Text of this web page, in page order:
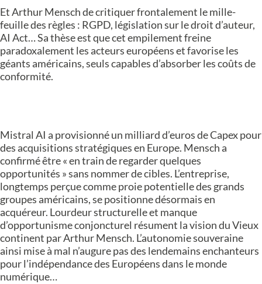
Et ArthurMensch de critiquer frontalement le mille-
feuille des règles : RGPD, législation sur le droit d’auteur,
AI Act… Sa thèse est que cet empilement freine
paradoxalement les acteurs européens et favorise les
géants américains, seuls capables d’absorber les coûts de
conformité.
Mistral AI a provisionné un milliard d’euros de Capex pour
des acquisitions stratégiques en Europe. Mensch a
confirmé être « en train de regarder quelques
opportunités » sans nommer de cibles. L’entreprise,
longtemps perçue comme proie potentielle des grands
groupes américains, se positionne désormais en
acquéreur. Lourdeur structurelle et manque
d’opportunisme conjoncturel résument la vision du Vieux
continent par Arthur Mensch. L’autonomie souveraine
ainsi mise à mal n’augure pas des lendemains enchanteurs
pour l’indépendance des Européens dans le monde
numérique…